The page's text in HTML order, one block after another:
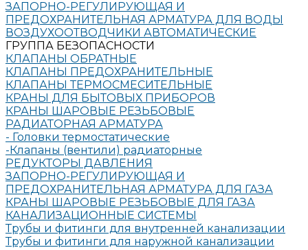
ЗАПОРНО-РЕГУЛИРУЮЩАЯ И
ПРЕДОХРАНИТЕЛЬНАЯ АРМАТУРА ДЛЯ ВОДЫ
ВОЗДУХООТВОДЧИКИ АВТОМАТИЧЕСКИЕ
ГРУППА БЕЗОПАСНОСТИ
КЛАПАНЫ ОБРАТНЫЕ
КЛАПАНЫ ПРЕДОХРАНИТЕЛЬНЫЕ
КЛАПАНЫ ТЕРМОСМЕСИТЕЛЬНЫЕ
КРАНЫ ДЛЯ БЫТОВЫХ ПРИБОРОВ
КРАНЫ ШАРОВЫЕ РЕЗЬБОВЫЕ
РАДИАТОРНАЯ АРМАТУРА
- Головки термостатические
-Клапаны (вентили) радиаторные
РЕДУКТОРЫ ДАВЛЕНИЯ
ЗАПОРНО-РЕГУЛИРУЮЩАЯ И
ПРЕДОХРАНИТЕЛЬНАЯ АРМАТУРА ДЛЯ ГАЗА
КРАНЫ ШАРОВЫЕ РЕЗЬБОВЫЕ ДЛЯ ГАЗА
КАНАЛИЗАЦИОННЫЕ СИСТЕМЫ
Трубы и фитинги для внутренней канализации
Трубы и фитинги для наружной канализации